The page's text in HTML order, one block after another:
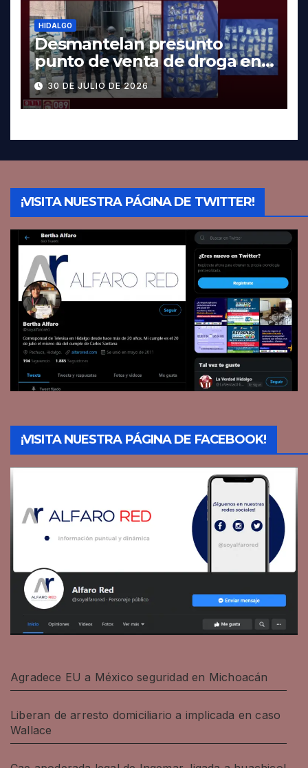
HIDALGO
Desmantelan presunto
punto de venta de droga en
Pachuca; hay dos detenidos
30 DE JULIO DE 2026
¡VISITA NUESTRA PÁGINA DE TWITTER!
¡VISITA NUESTRA PÁGINA DE FACEBOOK!
Agradece EU a México seguridad en Michoacán
Liberan de arresto domiciliario a implicada en caso
Wallace